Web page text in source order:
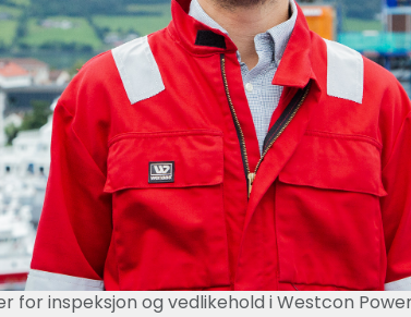
for inspeksjon og vedlikehold i Westcon